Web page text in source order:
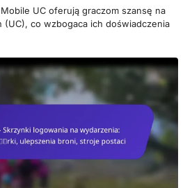
UC oferują graczom szansę na
(UC), co wzbogaca ich doświadczenia